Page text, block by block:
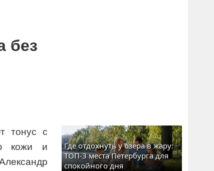
без
тонус с
кожи и
Где отдохнуть у озера в жару:
ТОП-3 места Петербурга для
спокойного дня